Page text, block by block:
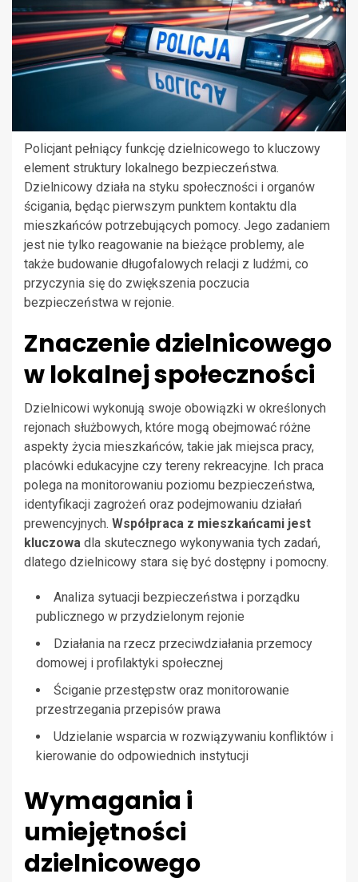
Policjant pełniący funkcję dzielnicowego to kluczowy
element struktury lokalnego bezpieczeństwa.
Dzielnicowy działa na styku społeczności i organów
ścigania, będąc pierwszym punktem kontaktu dla
mieszkańców potrzebujących pomocy. Jego zadaniem
jest nie tylko reagowanie na bieżące problemy, ale
także budowanie długofalowych relacji z ludźmi, co
przyczynia się do zwiększenia poczucia
bezpieczeństwa w rejonie.
Znaczenie dzielnicowego
w lokalnej społeczności
Dzielnicowi wykonują swoje obowiązki w określonych
rejonach służbowych, które mogą obejmować różne
aspekty życia mieszkańców, takie jak miejsca pracy,
placówki edukacyjne czy tereny rekreacyjne. Ich praca
polega na monitorowaniu poziomu bezpieczeństwa,
identyfikacji zagrożeń oraz podejmowaniu działań
prewencyjnych. Współpraca z mieszkańcami jest
kluczowa dla skutecznego wykonywania tych zadań,
dlatego dzielnicowy stara się być dostępny i pomocny.
Analiza sytuacji bezpieczeństwa i porządku
publicznego w przydzielonym rejonie
Działania na rzecz przeciwdziałania przemocy
domowej i profilaktyki społecznej
Ściganie przestępstw oraz monitorowanie
przestrzegania przepisów prawa
Udzielanie wsparcia w rozwiązywaniu konfliktów i
kierowanie do odpowiednich instytucji
Wymagania i
umiejętności
dzielnicowego